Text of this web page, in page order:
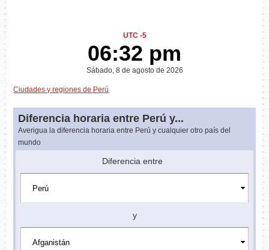
UTC -5
06:32 pm
Sábado, 8 de agosto de 2026
Ciudades y regiones de Perú
Diferencia horaria entre Perú y...
Averigua la diferencia horaria entre Perú y cualquier otro país del
mundo
Diferencia entre
y